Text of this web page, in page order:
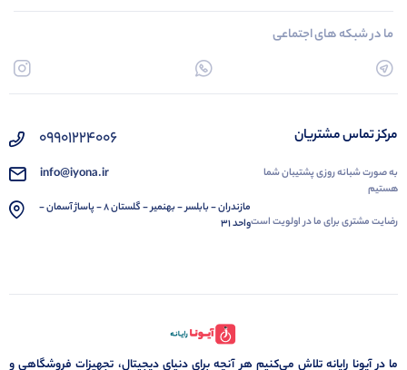
ما در شبکه های اجتماعی
مرکز تماس مشتریان
به صورت شبانه روزی پشتیبان شما
هستیم
رضایت مشتری برای ما در اولویت است
09901224006
info@iyona.ir
مازندران - بابلسر - بهنمیر - گلستان 8 - پاساژ آسمان -
واحد 31
ما در آیونا رایانه تلاش می‌کنیم هر آنچه برای دنیای دیجیتال، تجهیزات فروشگاهی و